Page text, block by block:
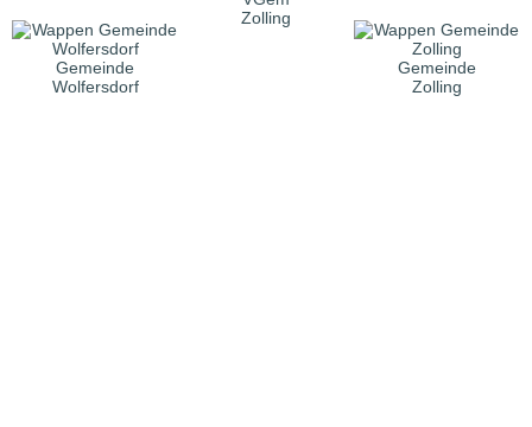
Zolling
Gemeinde
Wolfersdorf
Gemeinde
Zolling